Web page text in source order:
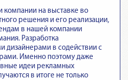
компании на выставке во
решения и его реализации,
в нашей компании
Разработка
дизайнерами в содействии с
Именно поэтому даже
идеи рекламных
в итоге не только